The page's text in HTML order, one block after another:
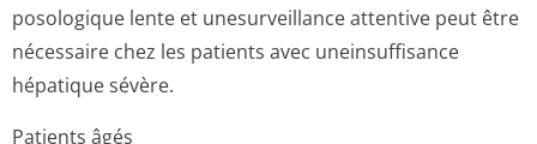
posologique lente et unesurveillance attentive peut être
nécessaire chez les patients avec uneinsuffisance
hépatique sévère.
Patients âgés